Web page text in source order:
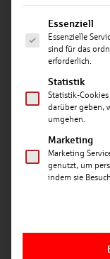
Datum:
SPARKASSE
Landshut. Der
Landshut,
Stellvertreter
Freundeskreis
einen
Die Zuwendung
Es folgt eine
Essenziell
Essenzielle
sind für das
erforderlich.
Statistik
Statistik-
darüber geben,
umgehen.
Marketing
Marketing
genutzt, um
indem sie